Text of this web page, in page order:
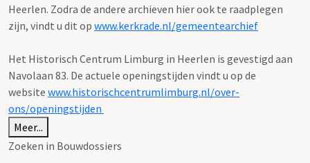
Heerlen. Zodra de andere archieven hier ook te raadplegen
zijn, vindt u dit op www.kerkrade.nl/gemeentearchief
Het Historisch Centrum Limburg in Heerlen is gevestigd aan
Navolaan 83. De actuele openingstijden vindt u op de
website www.historischcentrumlimburg.nl/over-
ons/openingstijden
Meer...
Zoeken in Bouwdossiers